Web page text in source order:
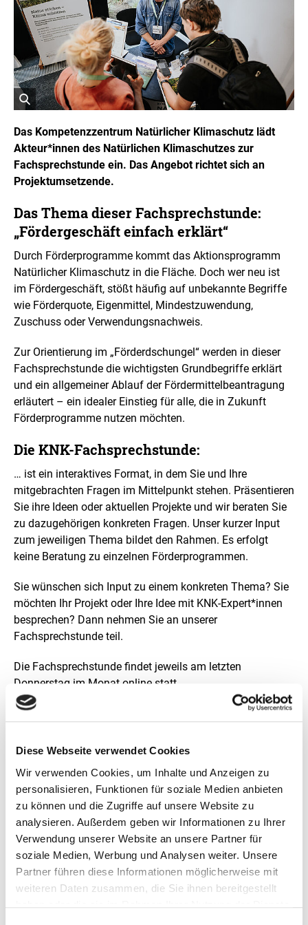
Diese Webseite verwendet Cookies
Wir verwenden Cookies, um Inhalte und Anzeigen zu
personalisieren, Funktionen für soziale Medien anbieten
zu können und die Zugriffe auf unsere Website zu
analysieren. Außerdem geben wir Informationen zu Ihrer
Verwendung unserer Website an unsere Partner für
soziale Medien, Werbung und Analysen weiter. Unsere
Partner führen diese Informationen möglicherweise mit
weiteren Daten zusammen, die Sie ihnen bereitgestellt
f
f
n
e
t
i
l
d
n
e
i
e
r
e
r
r
ö
ß
r
t
D
a
r
s
t
e
l
u
n
g
f
o
n
Das Kompetenzzentrum Natürlicher Klimaschutz lädt
Akteur*innen des Natürlichen Klimaschutzes zur
Fachsprechstunde ein. Das Angebot richtet sich an
Projektumsetzende.
Das Thema dieser Fachsprechstunde:
„Fördergeschäft einfach erklärt“
Durch Förderprogramme kommt das Aktionsprogramm
Natürlicher Klimaschutz in die Fläche. Doch wer neu ist
im Fördergeschäft, stößt häufig auf unbekannte Begriffe
wie Förderquote, Eigenmittel, Mindestzuwendung,
Zuschuss oder Verwendungsnachweis.
Zur Orientierung im „Förderdschungel“ werden in dieser
Fachsprechstunde die wichtigsten Grundbegriffe erklärt
und ein allgemeiner Ablauf der Fördermittelbeantragung
erläutert – ein idealer Einstieg für alle, die in Zukunft
Förderprogramme nutzen möchten.
Die KNK-Fachsprechstunde:
… ist ein interaktives Format, in dem Sie und Ihre
mitgebrachten Fragen im Mittelpunkt stehen. Präsentieren
Sie ihre Ideen oder aktuellen Projekte und wir beraten Sie
zu dazugehörigen konkreten Fragen. Unser kurzer Input
zum jeweiligen Thema bildet den Rahmen. Es erfolgt
keine Beratung zu einzelnen Förderprogrammen.
Sie wünschen sich Input zu einem konkreten Thema? Sie
möchten Ihr Projekt oder Ihre Idee mit KNK-Expert*innen
besprechen? Dann nehmen Sie an unserer
Fachsprechstunde teil.
Die Fachsprechstunde findet jeweils am letzten
Donnerstag im Monat online statt.
Wir freuen uns über Ihre Teilnahme. Die
Die Sprechstunde ist kostenfrei und richtet sich an
zur Anmeldung finden Sie auf der Website des KNK.
Mehr Infos